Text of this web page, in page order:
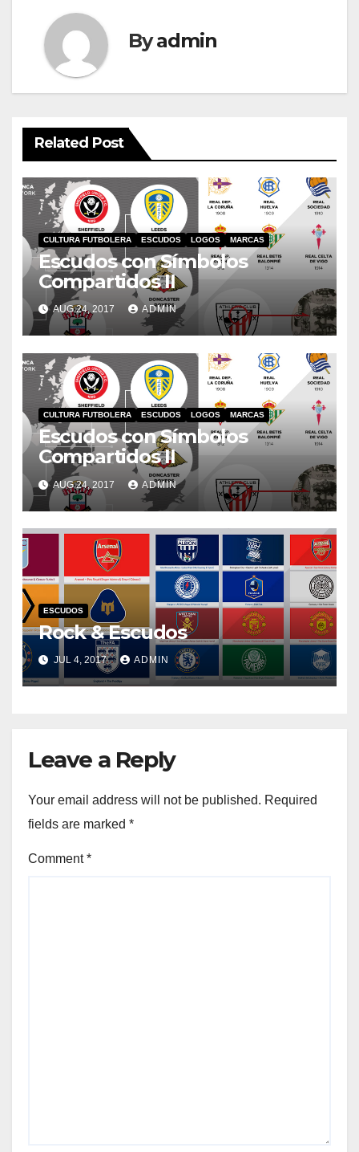
Byadmin
Related Post
CULTURA FUTBOLERA ESCUDOS LOGOS MARCAS
Escudos con Símbolos
Compartidos II
AUG 24, 2017 ADMIN
CULTURA FUTBOLERA ESCUDOS LOGOS MARCAS
Escudos con Símbolos
Compartidos II
AUG 24, 2017 ADMIN
ESCUDOS
Rock & Escudos
JUL 4, 2017 ADMIN
Leave a Reply
Your email address will not be published. Required
fields are marked *
Comment*